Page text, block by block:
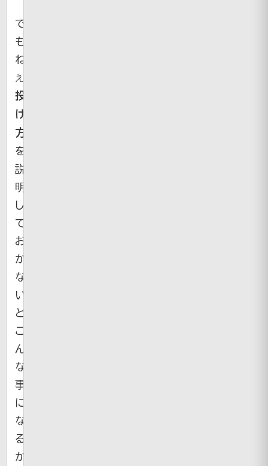
で
も
ね
ぇ。
投
げ
方
を
説
明
し
て
お
か
な
い
と
こ
ん
な
事
に
な
る・・・
か